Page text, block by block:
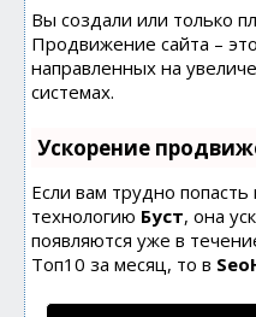
Вы создали или только
Продвижение сайта –
направленных на
системах.
Ускорение
Если вам трудно
технологию Буст, она
появляются уже в
Топ10 за месяц, то в